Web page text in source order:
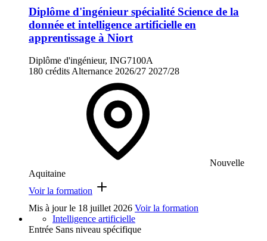
Diplôme d'ingénieur spécialité Science de la
donnée et intelligence artificielle en
apprentissage à Niort
Diplôme d'ingénieur, ING7100A
180 crédits Alternance 2026/27 2027/28
Nouvelle
Aquitaine
Voir la formation
Mis à jour le 18 juillet 2026 Voir la formation
Intelligence artificielle
Entrée Sans niveau spécifique